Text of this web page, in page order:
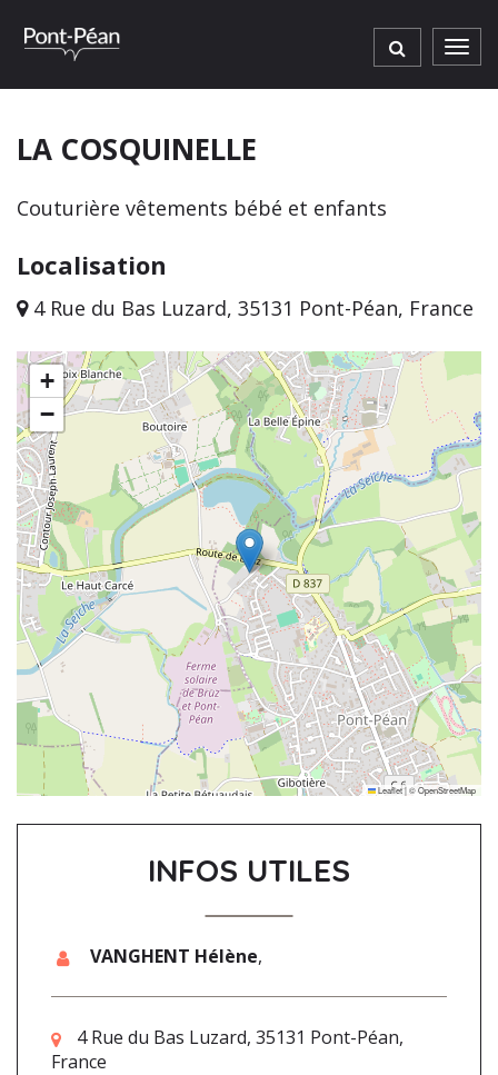
LA COSQUINELLE
Couturière vêtements bébé et enfants
Localisation
4 Rue du Bas Luzard, 35131 Pont-Péan, France
+
−
Leaflet|©OpenStreetMap
INFOS UTILES
VANGHENT Hélène,
4 Rue du Bas Luzard, 35131 Pont-Péan,
France